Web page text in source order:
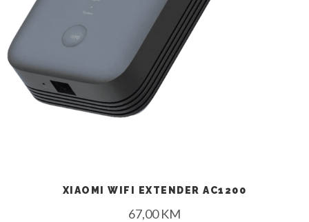
XIAOMI WIFI EXTENDER AC1200
67,00KM